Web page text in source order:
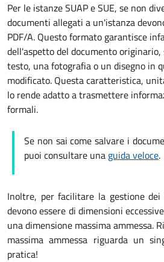
Per le istanze SUAP e SUE, se non
documenti allegati a un'istanza
PDF/A. Questo formato garantisce
dell'aspetto del documento originario,
testo, una fotografia o un disegno in
modificato. Questa caratteristica,
lo rende adatto a trasmettere
formali.
Se non sai come salvare i
puoi consultare una guida veloce.
Inoltre, per facilitare la gestione
devono essere di dimensioni
una dimensione massima ammessa.
massima ammessa riguarda un
pratica!